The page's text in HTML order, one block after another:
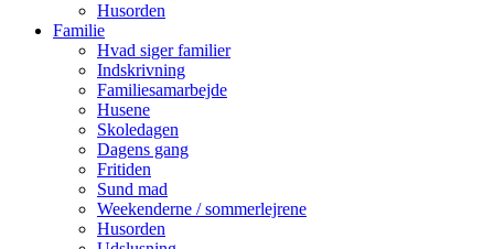
Husorden
Familie
Hvad siger familier
Indskrivning
Familiesamarbejde
Husene
Skoledagen
Dagens gang
Fritiden
Sund mad
Weekenderne / sommerlejrene
Husorden